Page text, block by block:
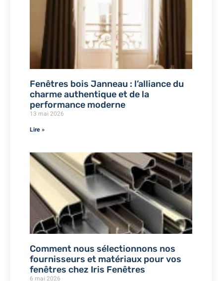
Fenêtres bois Janneau : l’alliance du
charme authentique et de la
performance moderne
13 mai 2026
Lire »
Comment nous sélectionnons nos
fournisseurs et matériaux pour vos
fenêtres chez Iris Fenêtres
6 mai 2026